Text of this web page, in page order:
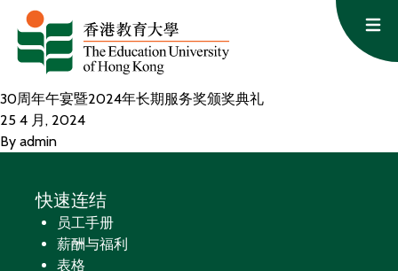
跳至内容
30周年午宴暨2024年长期服务奖颁奖典礼
25 4 月, 2024
By admin
快速连结
员工手册
薪酬与福利
表格